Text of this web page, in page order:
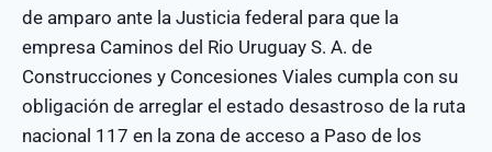
de amparo ante la Justicia federal para que la
empresa Caminos del Rio Uruguay S. A. de
Construcciones y Concesiones Viales cumpla con su
obligación de arreglar el estado desastroso de la ruta
nacional 117 en la zona de acceso a Paso de los